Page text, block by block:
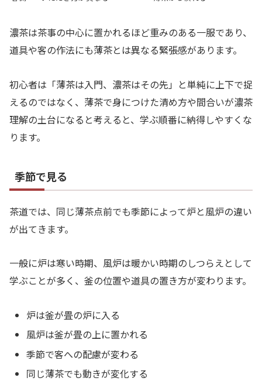
濃茶は茶事の中心に置かれるほど重みのある一服であり、
道具や客の作法にも薄茶とは異なる緊張感があります。
初心者は「薄茶は入門、濃茶はその先」と単純に上下で捉
えるのではなく、薄茶で身につけた清め方や間合いが濃茶
理解の土台になると考えると、学ぶ順番に納得しやすくな
ります。
季節で見る
茶道では、同じ薄茶点前でも季節によって炉と風炉の違い
が出てきます。
一般に炉は寒い時期、風炉は暖かい時期のしつらえとして
学ぶことが多く、釜の位置や道具の置き方が変わります。
炉は釜が畳の炉に入る
風炉は釜が畳の上に置かれる
季節で客への配慮が変わる
同じ薄茶でも動きが変化する